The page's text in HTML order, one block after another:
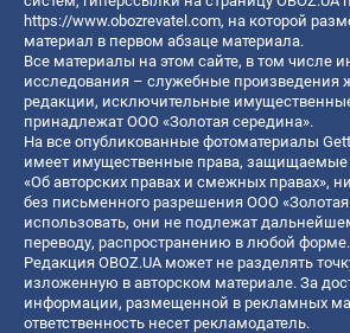
https://www.obozrevatel.com, на которой
материал в первом абзаце материала.
Все материалы на этом сайте, в том числе
исследования – служебные произведения
редакции, исключительные
принадлежат ООО «Золотая середина».
На все опубликованные фотоматериалы
имеет имущественные права, защищаемые
«Об авторских правах и смежных правах»,
без письменного разрешения ООО
использовать, они не подлежат
переводу, распространению в любой форме.
Редакция OBOZ.UA может не разделять
изложенную в авторском материале. За
информации, размещенной в рекламных
ответственность несет рекламодатель.